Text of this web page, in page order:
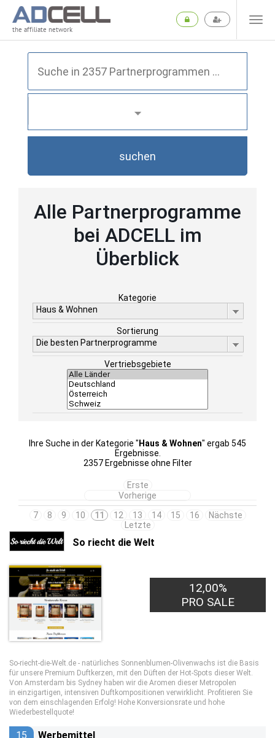
the affiliate network
suchen
Alle Partnerprogramme
bei ADCELL im
Überblick
Kategorie
Haus & Wohnen
Sortierung
Die besten Partnerprogramme
Vertriebsgebiete
Ihre Suche in der Kategorie " Haus & Wohnen" ergab 545
Ergebnisse.
2357 Ergebnisse ohne Filter
Erste
Vorherige
7
8 9 10 11 12 13 14 15 16
Nächste
Letzte
So riecht die Welt
12,00%
PRO SALE
So-riecht-die-Welt.de - natürliches Sonnenblumen-Olivenwachs ist die Basis
für unsere Premium Duftkerzen, mit den Düften der Hot-Spots dieser Welt.
Von Amsterdam bis Sydney haben wir die Aromen dieser Metropolen
in einzigartigen, intensiven Duftkompositionen verwirklicht. Profitieren Sie
von dem einschlagenden Erfolg! Hohe Konversionsrate und hohe
Wiederbestellquote!
15 Werbemittel